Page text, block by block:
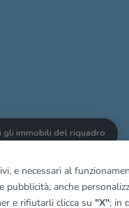
©
gli immobili del riquadro
e necessari al
anche
e rifiutarli clicca su "X"; in